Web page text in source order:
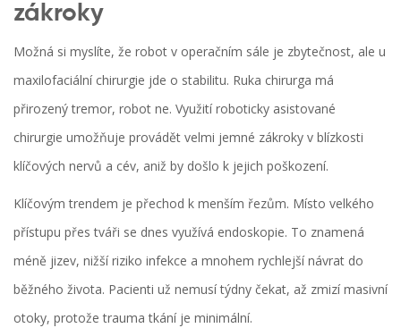
zákroky
Možná si myslíte, že robot v operačním sále je zbytečnost, ale u
maxilofaciální chirurgie jde o stabilitu. Ruka chirurga má
přirozený tremor, robot ne. Využitíroboticky asistované
chirurgie umožňuje provádět velmi jemné zákroky v blízkosti
klíčových nervů a cév, aniž by došlo k jejich poškození.
Klíčovým trendem je přechod k menším řezům. Místo velkého
přístupu přes tváři se dnes využívá endoskopie. To znamená
méně jizev, nižší riziko infekce a mnohem rychlejší návrat do
běžného života. Pacienti už nemusí týdny čekat, až zmizí masivní
otoky, protože trauma tkání je minimální.